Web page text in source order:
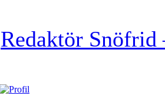
Redaktör